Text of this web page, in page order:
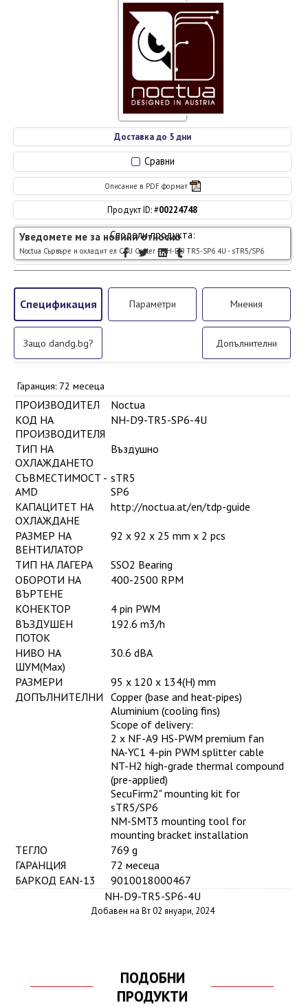
Сравни
Описание в PDF формат
Продукт ID: #00224748
Сподели продукта:
Доставка до 5 дни
Уведомете ме за новини относно
Noctua Сървъре н охладит ел CPU Cooler - NH-D9 TR5-SP6 4U - sTR5/SP6
Спецификация Параметри Мнения
Защо dandg.bg? Допълнителни
Гаранция: 72 месеца
ПРОИЗВОДИТЕЛ
Noctua
КОД НА
ПРОИЗВОДИТЕЛЯ
NH-D9-TR5-SP6-4U
ТИП НА
ОХЛАЖДАНЕТО
Въздушно
СЪВМЕСТИМОСТ -
AMD
sTR5
SP6
КАПАЦИТЕТ НА
ОХЛАЖДАНЕ
http://noctua.at/en/tdp-guide
РАЗМЕР НА
ВЕНТИЛАТОР
92 x 92 x 25 mm x 2 pcs
ТИП НА ЛАГЕРА
SSO2 Bearing
ОБОРОТИ НА
ВЪРТЕНЕ
400-2500 RPM
КОНЕКТОР
4 pin PWM
ВЪЗДУШЕН
ПОТОК
192.6 m3/h
НИВО НА
ШУМ(Max)
30.6 dBA
РАЗМЕРИ
95 x 120 x 134(H) mm
ДОПЪЛНИТЕЛНИ Copper (base and heat-pipes)
Aluminium (cooling fins)
Scope of delivery:
2 x NF-A9 HS-PWM premium fan
NA-YC1 4-pin PWM splitter cable
NT-H2 high-grade thermal compound
(pre-applied)
SecuFirm2" mounting kit for
sTR5/SP6
NM-SMT3 mounting tool for
mounting bracket installation
ТЕГЛО
769 g
ГАРАНЦИЯ
72 месеца
БАРКОД EAN-13
9010018000467
NH-D9-TR5-SP6-4U
Добавен на Вт 02 януари, 2024
ПОДОБНИ
ПРОДУКТИ